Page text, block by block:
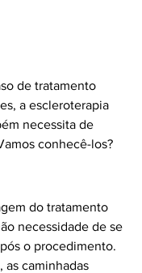
de tratamento
a escleroterapia
necessita de
conhecê-los?
do tratamento
necessidade de se
o procedimento.
as caminhadas